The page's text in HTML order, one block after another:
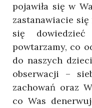
pojawiła się w
zastanawiacie się
się
powtarzamy, co
do naszych
obserwacji –
zachowań oraz
co Was